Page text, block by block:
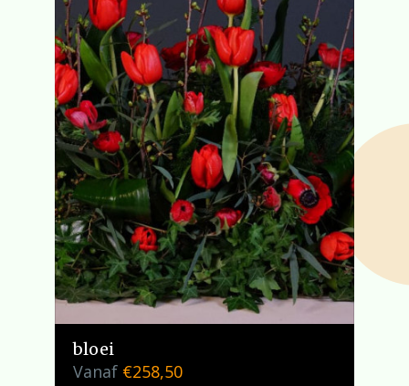
bloei
Vanaf €258,50